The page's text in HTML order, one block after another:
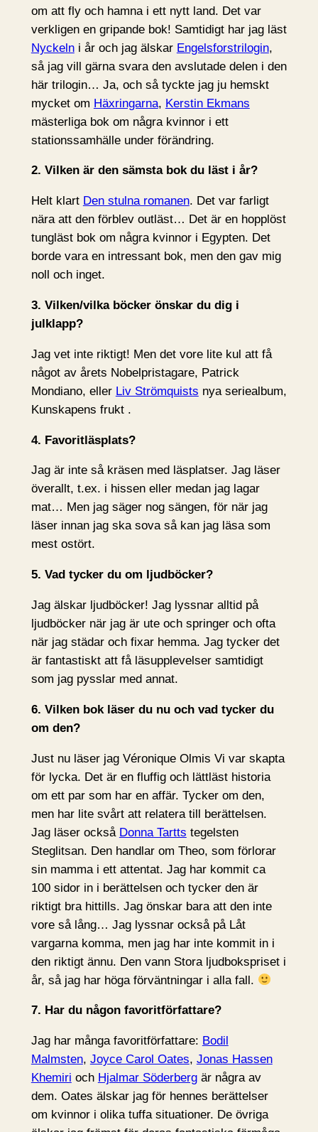
om att fly och hamna i ett nytt land. Det var
verkligen en gripande bok! Samtidigt har jag läst
Nyckelni år och jag älskar Engelsforstrilogin,
så jag vill gärna svara den avslutade delen i den
här trilogin… Ja, och så tyckte jag ju hemskt
mycket om Häxringarna, Kerstin Ekmans
mästerliga bok om några kvinnor i ett
stationssamhälle under förändring.
2. Vilken är den sämsta bok du läst i år?
Helt klart Den stulna romanen. Det var farligt
nära att den förblev outläst… Det är en hopplöst
tungläst bok om några kvinnor i Egypten. Det
borde vara en intressant bok, men den gav mig
noll och inget.
3. Vilken/vilka böcker önskar du dig i
julklapp?
Jag vet inte riktigt! Men det vore lite kul att få
något av årets Nobelpristagare, Patrick
Mondiano, eller Liv Strömquists nya seriealbum,
Kunskapens frukt .
4. Favoritläsplats?
Jag är inte så kräsen med läsplatser. Jag läser
överallt, t.ex. i hissen eller medan jag lagar
mat… Men jag säger nog sängen, för när jag
läser innan jag ska sova så kan jag läsa som
mest ostört.
5. Vad tycker du om ljudböcker?
Jag älskar ljudböcker! Jag lyssnar alltid på
ljudböcker när jag är ute och springer och ofta
när jag städar och fixar hemma. Jag tycker det
är fantastiskt att få läsupplevelser samtidigt
som jag pysslar med annat.
6. Vilken bok läser du nu och vad tycker du
om den?
Just nu läser jag Véronique Olmis Vi var skapta
för lycka. Det är en fluffig och lättläst historia
om ett par som har en affär. Tycker om den,
men har lite svårt att relatera till berättelsen.
Jag läser också Donna Tartts tegelsten
Steglitsan. Den handlar om Theo, som förlorar
sin mamma i ett attentat. Jag har kommit ca
100 sidor in i berättelsen och tycker den är
riktigt bra hittills. Jag önskar bara att den inte
vore så lång… Jag lyssnar också på Låt
vargarna komma, men jag har inte kommit in i
den riktigt ännu. Den vann Stora ljudbokspriset i
år, så jag har höga förväntningar i alla fall.
7. Har du någon favoritförfattare?
Jag har många favoritförfattare: Bodil
Malmsten, Joyce Carol Oates, Jonas Hassen
Khemiri och Hjalmar Söderbergär några av
dem. Oates älskar jag för hennes berättelser
om kvinnor i olika tuffa situationer. De övriga